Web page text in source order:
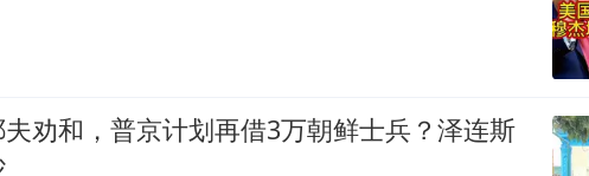
劝和，普京计划再借3万朝鲜士兵？泽连斯